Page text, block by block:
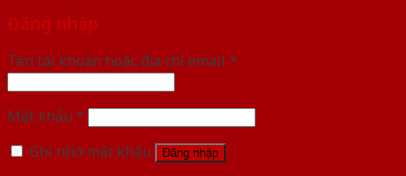
Đăng nhập
Tên tài khoản hoặc địa chỉ email *
Mật khẩu *
Ghi nhớ mật khẩu
Đăng nhập